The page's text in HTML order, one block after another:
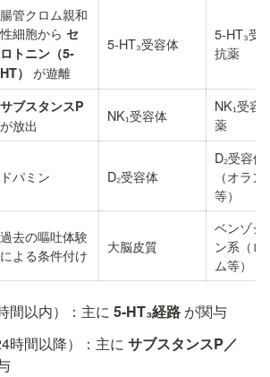
腸管クロム親和
性細胞から セ
ロトニン（5-
HT） が遊離
5-HT₃受容体
5-HT₃受
抗薬
サブスタンスP
が放出
NK₁受容体
NK₁受容
薬
ドパミン D₂受容体
D₂受容
（オラ
等）
過去の嘔吐体験
による条件付け
大脳皮質
ベンゾジ
ン系（ロ
ム等）
間以内）：主に 5-HT₃経路 が関与
時間以降）：主に サブスタンスP／